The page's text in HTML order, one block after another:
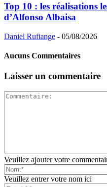
Top 10 : les réalisations
d’Alfonso Albaisa
Daniel Rufiange - 05/08/2026
Aucuns Commentaires
Laisser un commentaire
Veuillez ajouter votre
Veuillez entrer votre nom ici